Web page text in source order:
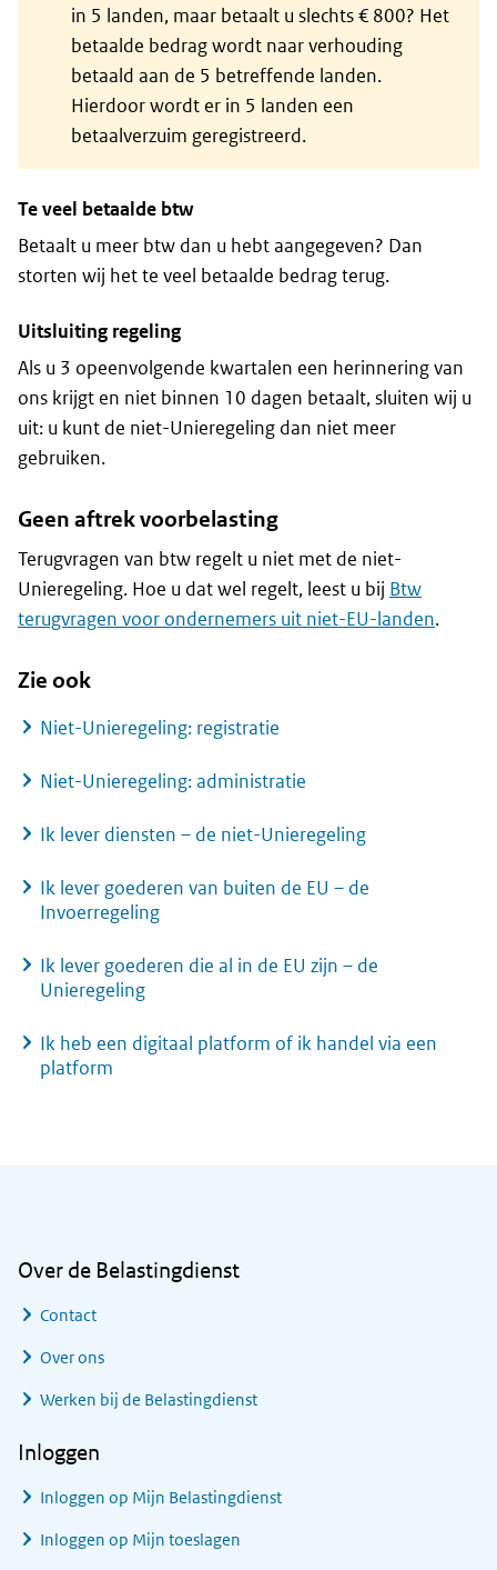
in 5 landen, maar betaalt u slechts € 800? Het
betaalde bedrag wordt naar verhouding
betaald aan de 5 betreffende landen.
Hierdoor wordt er in 5 landen een
betaalverzuim geregistreerd.
Te veel betaalde btw
Betaalt u meer btw dan u hebt aangegeven? Dan
storten wij het te veel betaalde bedrag terug.
Uitsluiting regeling
Als u 3 opeenvolgende kwartalen een herinnering van
ons krijgt en niet binnen 10 dagen betaalt, sluiten wij u
uit: u kunt de niet-Unieregeling dan niet meer
gebruiken.
Geen aftrek voorbelasting
Terugvragen van btw regelt u niet met de niet-
Unieregeling. Hoe u dat wel regelt, leest u bij Btw
terugvragen voor ondernemers uit niet-EU-landen.
Zie ook
Niet-Unieregeling: registratie
Niet-Unieregeling: administratie
Ik lever diensten – de niet-Unieregeling
Ik lever goederen van buiten de EU – de
Invoerregeling
Ik lever goederen die al in de EU zijn – de
Unieregeling
Ik heb een digitaal platform of ik handel via een
platform
Over de Belastingdienst
Contact
Over ons
Werken bij de Belastingdienst
Inloggen
Inloggen op Mijn Belastingdienst
Inloggen op Mijn toeslagen